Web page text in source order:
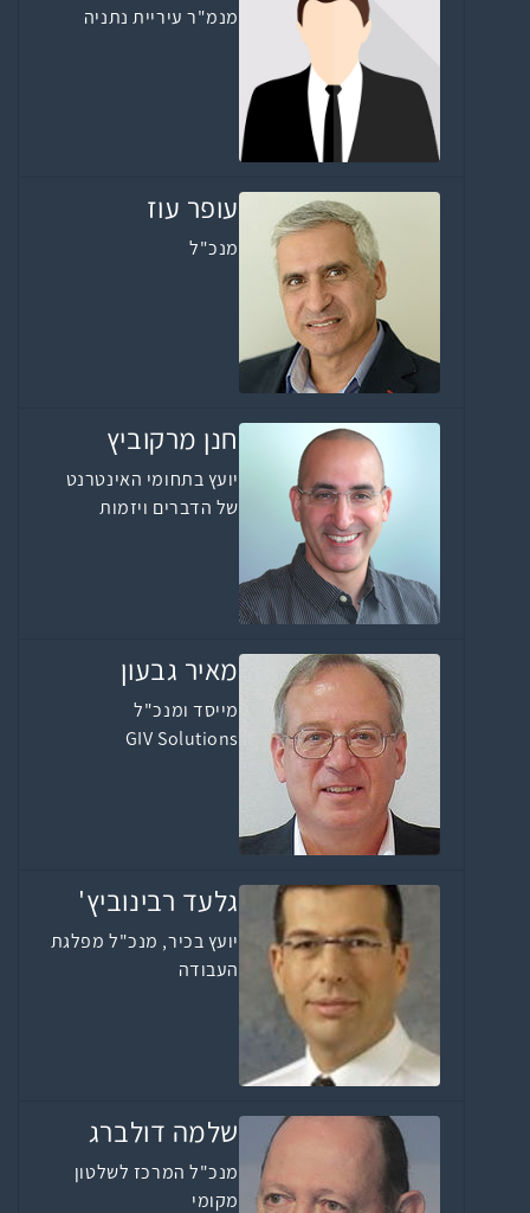
מנמ"ר עיריית נתניה
עופר עוז
מנכ"ל
חנן מרקוביץ
יועץ בתחומי האינטרנט
של הדברים ויזמות
מאיר גבעון
מייסד ומנכ"ל
GIV Solutions
גלעד רבינוביץ'
יועץ בכיר, מנכ"ל מפלגת
העבודה
שלמה דולברג
מנכ"ל המרכז לשלטון
מקומי